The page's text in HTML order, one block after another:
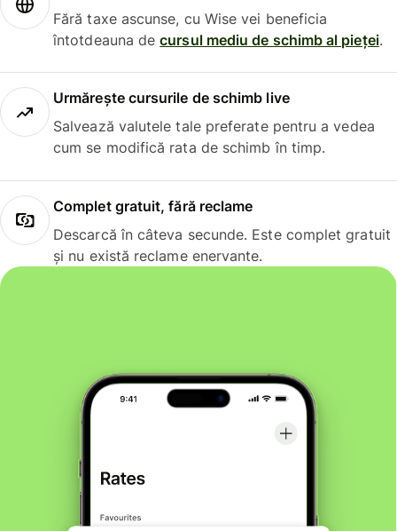
Fără taxe ascunse, cu Wise vei beneficia
întotdeauna decursul mediu de schimb al pieței.
Urmărește cursurile de schimb live
Salvează valutele tale preferate pentru a vedea
cum se modifică rata de schimb în timp.
Complet gratuit, fără reclame
Descarcă în câteva secunde. Este complet gratuit
și nu există reclame enervante.